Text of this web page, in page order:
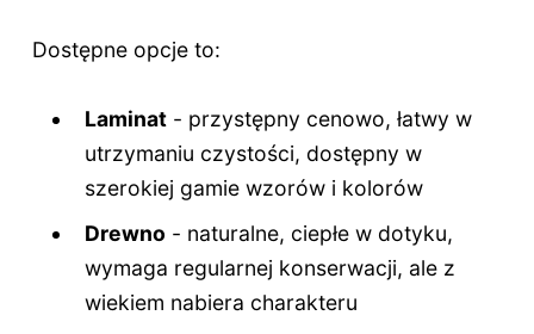
Dostępne opcje to:
Laminat - przystępny cenowo, łatwy w
utrzymaniu czystości, dostępny w
szerokiej gamie wzorów i kolorów
Drewno - naturalne, ciepłe w dotyku,
wymaga regularnej konserwacji, ale z
wiekiem nabiera charakteru